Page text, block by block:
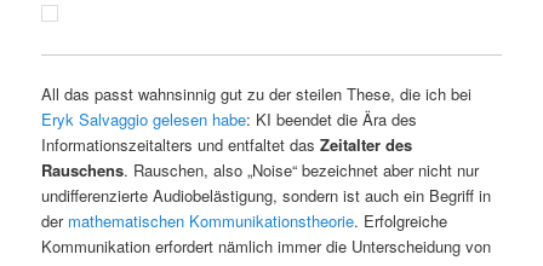
All das passt wahnsinnig gut zu der steilen These, die ich bei
Eryk Salvaggio gelesen habe: KI beendet die Ära des
Informationszeitalters und entfaltet dasZeitalter des
Rauschens. Rauschen, also „Noise“ bezeichnet aber nicht nur
undifferenzierte Audiobelästigung, sondern ist auch ein Begriff in
der mathematischen Kommunikationstheorie. Erfolgreiche
Kommunikation erfordert nämlich immer die Unterscheidung von